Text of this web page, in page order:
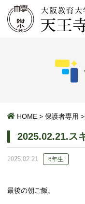
HOME > 保護者専用 >
2025.02.21.ス
2025.02.21 6年生
最後の朝ご飯。